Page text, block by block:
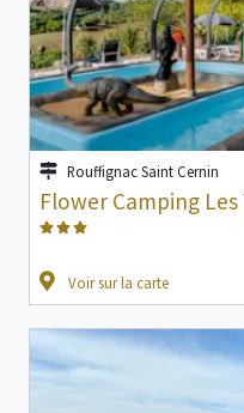
Rouffignac Saint Cernin
Flower Camping
Voir sur la carte